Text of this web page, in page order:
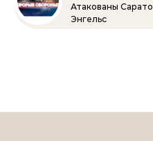
Атакованы
Энгельс